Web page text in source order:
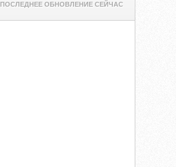
ПОСЛЕДНЕЕ ОБНОВЛЕНИЕ СЕЙЧАС